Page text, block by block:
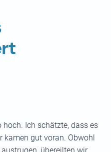
hoch. Ich schätzte, dass es
kamen gut voran. Obwohl